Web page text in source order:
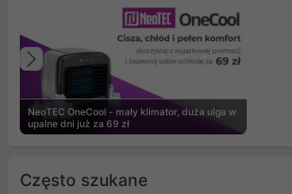
NeoTEC OneCool - mały klimator, duża ulga w
upalne dni już za 69 zł
Poprzedni
Często szukane